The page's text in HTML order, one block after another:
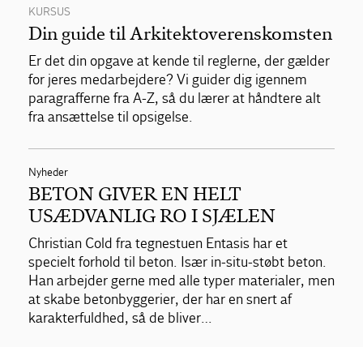
KURSUS
Din guide til Arkitektoverenskomsten
Er det din opgave at kende til reglerne, der gælder
for jeres medarbejdere? Vi guider dig igennem
paragrafferne fra A-Z, så du lærer at håndtere alt
fra ansættelse til opsigelse.
Nyheder
BETON GIVER EN HELT
USÆDVANLIG RO I SJÆLEN
Christian Cold fra tegnestuen Entasis har et
specielt forhold til beton. Især in-situ-støbt beton.
Han arbejder gerne med alle typer materialer, men
at skabe betonbyggerier, der har en snert af
karakterfuldhed, så de bliver…